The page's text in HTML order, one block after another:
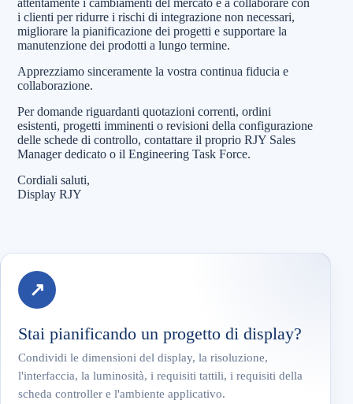
i clienti per ridurre i rischi di integrazione non necessari,
migliorare la pianificazione dei progetti e supportare la
manutenzione dei prodotti a lungo termine.
Apprezziamo sinceramente la vostra continua fiducia e
collaborazione.
Per domande riguardanti quotazioni correnti, ordini
esistenti, progetti imminenti o revisioni della configurazione
delle schede di controllo, contattare il proprio RJY Sales
Manager dedicato o il Engineering Task Force.
Cordiali saluti,
Display RJY
↗
Stai pianificando un progetto di display?
Condividi le dimensioni del display, la risoluzione,
l'interfaccia, la luminosità, i requisiti tattili, i requisiti della
scheda controller e l'ambiente applicativo.